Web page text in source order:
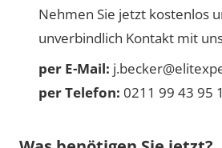
Nehmen Sie jetzt kostenlos
unverbindlich Kontakt mit
per E-Mail:
per Telefon: 0211 99 43 95